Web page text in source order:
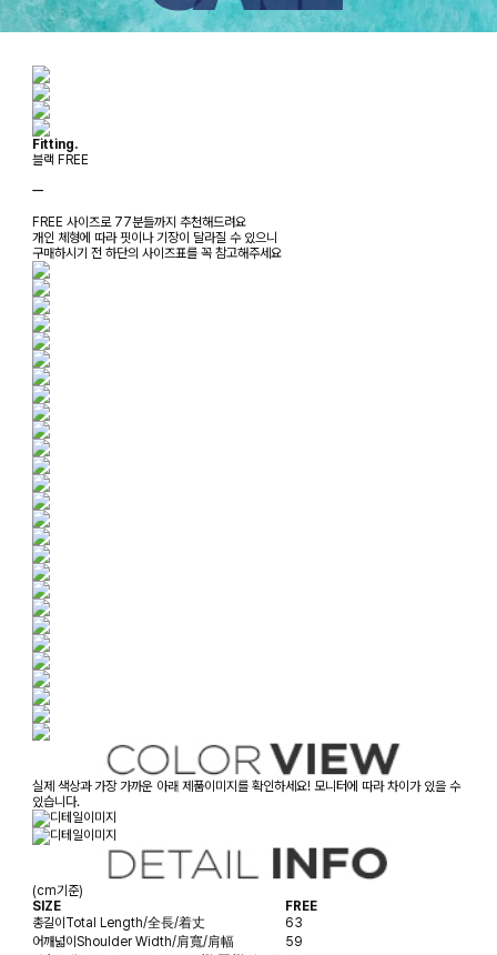
Fitting.
블랙 FREE
ㅡ
FREE 사이즈로 77분들까지 추천해드려요
개인 체형에 따라 핏이나 기장이 달라질 수 있으니
구매하시기 전 하단의 사이즈표를 꼭 참고해주세요
실제 색상과 가장 가까운 아래 제품이미지를 확인하세요! 모니터에 따라 차이가 있을 수
있습니다.
(cm기준)
SIZE
FREE
총길이Total Length/全長/着丈
63
어깨넓이Shoulder Width/肩寬/肩幅
59